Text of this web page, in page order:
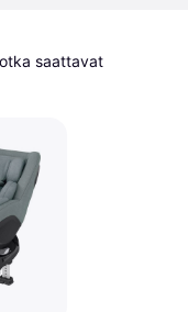
saattavat